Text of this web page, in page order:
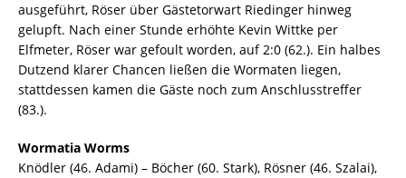
ausgeführt, Röser über Gästetorwart Riedinger hinweg
gelupft. Nach einer Stunde erhöhte Kevin Wittke per
Elfmeter, Röser war gefoult worden, auf 2:0 (62.). Ein halbes
Dutzend klarer Chancen ließen die Wormaten liegen,
stattdessen kamen die Gäste noch zum Anschlusstreffer
(83.).
Wormatia Worms
Knödler (46. Adami) – Böcher (60. Stark), Rösner (46. Szalai),